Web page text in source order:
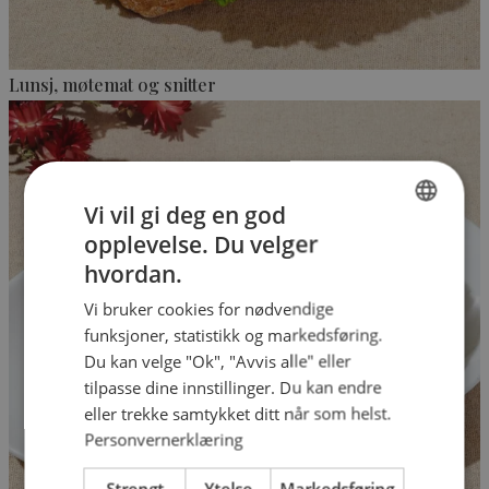
Lunsj, møtemat og snitter
Vi vil gi deg en god
opplevelse. Du velger
hvordan.
Vi bruker cookies for nødvendige
funksjoner, statistikk og markedsføring.
Du kan velge "Ok", "Avvis alle" eller
tilpasse dine innstillinger. Du kan endre
eller trekke samtykket ditt når som helst.
Personvernerklæring